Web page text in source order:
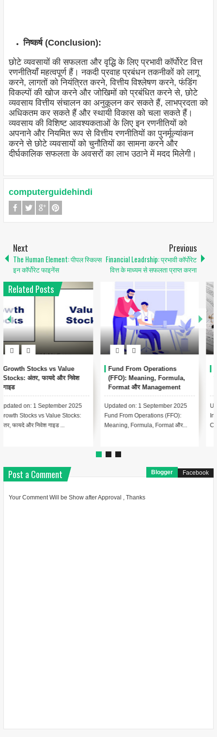
निष्कर्ष (Conclusion):
छोटे व्यवसायों की सफलता और वृद्धि के लिए प्रभावी कॉर्पोरेट वित्त
रणनीतियाँ महत्वपूर्ण हैं। नकदी प्रवाह प्रबंधन तकनीकों को लागू
करने, लागतों को नियंत्रित करने, वित्तीय विश्लेषण करने, फंडिंग
विकल्पों की खोज करने और जोखिमों को प्रबंधित करने से, छोटे
व्यवसाय वित्तीय संचालन का अनुकूलन कर सकते हैं, लाभप्रदता को
अधिकतम कर सकते हैं और स्थायी विकास को चला सकते हैं।
व्यवसाय की विशिष्ट आवश्यकताओं के लिए इन रणनीतियों को
अपनाने और नियमित रूप से वित्तीय रणनीतियों का पुनर्मूल्यांकन
करने से छोटे व्यवसायों को चुनौतियों का सामना करने और
दीर्घकालिक सफलता के अवसरों का लाभ उठाने में मदद मिलेगी।
computerguidehindi
Next
The Human Element: पीपल स्किल्स
इन कॉर्पोरेट फाइनेंस
Previous
Financial Leadrship: प्रभावी कॉर्पोरेट
वित्त के माध्यम से सफलता प्राप्त करना
Related Posts
Conservatism Accounting
क्या है? Meaning, Importance,
Examples
Updated on: 17 August 2025 📑
Index - Conservatism Accounting
Complete Guide In Hindi Le...
Automated Clearing House
(ACH) क्या है? – पूरी जानकारी हिंदी
में
Updated on: 17 August 2025 📚
Index – Automated Clearing
House (ACH) क्या है? Lesson 1:...
Post a Comment Blogger Facebook
Your Comment Will be Show after Approval , Thanks